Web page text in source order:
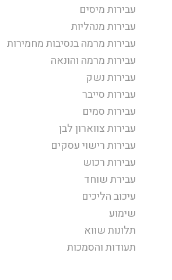
עבירות מיסים
עבירות מנהליות
עבירות מרמה בנסיבות מחמירות
עבירות מרמה והונאה
עבירות נשק
עבירות סייבר
עבירות סמים
עבירות צווארון לבן
עבירות רישוי עסקים
עבירות רכוש
עבירת שוחד
עיכוב הליכים
שימוע
תלונות שווא
תעודות והסמכות